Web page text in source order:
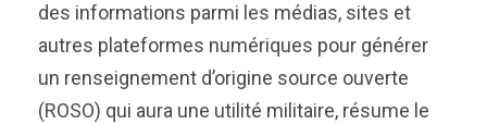
des informations parmi les médias, sites et
autres plateformes numériques pour générer
un renseignement d’origine source ouverte
(ROSO) qui aura une utilité militaire, résume le